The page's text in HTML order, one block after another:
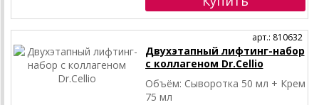
арт.: 810632
Двухэтапный лифтинг-набор
с коллагеном Dr.Cellio
Объём: Сыворотка 50 мл + Крем
75 мл